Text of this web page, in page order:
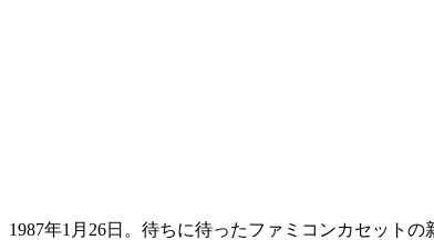
1987年1月26日。待ちに待ったファミコンカセット